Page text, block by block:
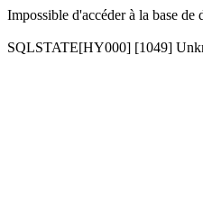
Impossible d'accéder à la base de
SQLSTATE[HY000] [1049]